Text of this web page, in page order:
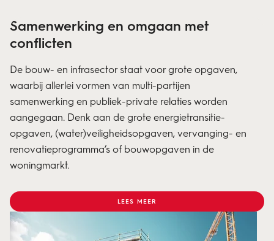
Samenwerking en omgaan met
conflicten
De bouw- en infrasector staat voor grote opgaven,
waarbij allerlei vormen van multi-partijen
samenwerking en publiek-private relaties worden
aangegaan. Denk aan de grote energietransitie-
opgaven, (water)veiligheidsopgaven, vervanging- en
renovatieprogramma’s of bouwopgaven in de
woningmarkt.
LEES MEER